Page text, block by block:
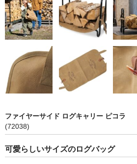
ドブレ
moku moku
オーロラ
Stûv(ストゥブ)
ファイヤーサイド ログキャリー ピコラ
(72038)
可愛らしいサイズのログバッグ